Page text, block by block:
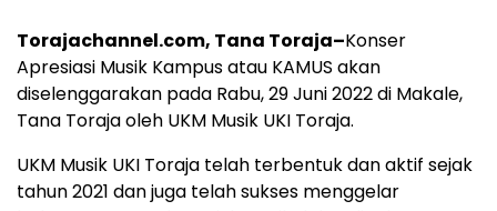
Torajachannel.com, Tana Toraja–Konser
Apresiasi Musik Kampus atau KAMUS akan
diselenggarakan pada Rabu, 29 Juni 2022 di Makale,
Tana Toraja oleh UKM Musik UKI Toraja.
UKM Musik UKI Toraja telah terbentuk dan aktif sejak
tahun 2021 dan juga telah sukses menggelar